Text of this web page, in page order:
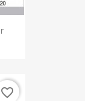
favorite_border